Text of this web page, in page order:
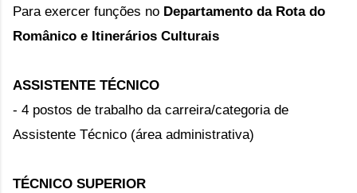
Para exercer funções no Departamento da Rota do
Românico e Itinerários Culturais
ASSISTENTE TÉCNICO
- 4 postos de trabalho da carreira/categoria de
Assistente Técnico (área administrativa)
TÉCNICO SUPERIOR